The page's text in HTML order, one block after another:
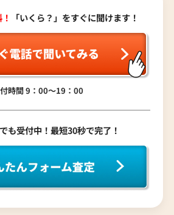
いるのですが、査定だけお
できますか？
「いくら？」をすぐに聞けます！
時間 9：00〜19：00
も受付中！最短30秒で完了！